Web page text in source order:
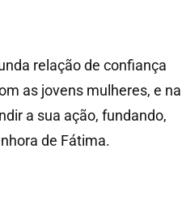
relação de confiança
as jovens mulheres, e na
a sua ação, fundando,
de Fátima.